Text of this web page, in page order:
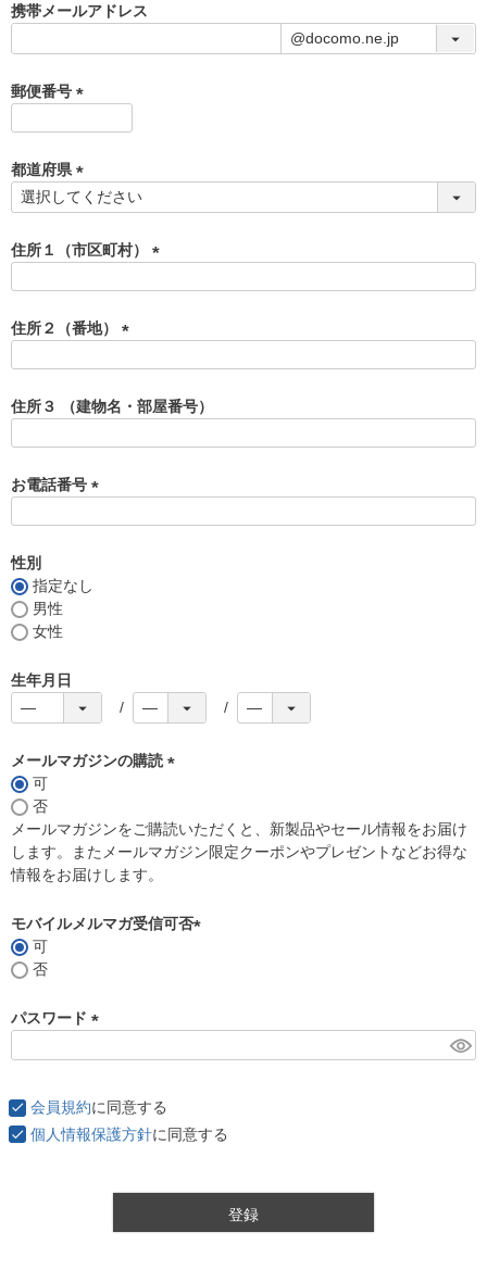
須
)
携帯メールアドレス
郵便番号
須
)
都道府県
(
須
)
住所１（市区町村）
)
住所２（番地）
須
)
住所３ （建物名・部屋番号）
お電話番号
性別
指定なし
男性
女性
生年月日
メールマガジンの購読
須
)
可
否
メールマガジンをご購読いただくと、新製品やセール情報をお届け
します。またメールマガジン限定クーポンやプレゼントなどお得な
情報をお届けします。
モバイルメルマガ受信可否
可
否
パスワード
)
会員規約に同意する
個人情報保護方針に同意する
登録